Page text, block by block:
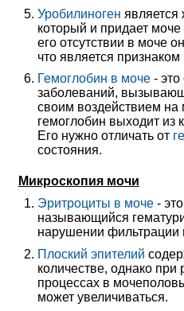
Уробилиноген
который и придает
его отсутствии в моче
что является
Гемоглобин в моче- это
заболеваний,
своим воздействием на
гемоглобин выходит из
Его нужно отличать от
состояния.
Микроскопия мочи
Эритроциты в моче-
называющийся
нарушении фильтрации
Плоский эпителий
количестве, однако
процессах в
может увеличиваться.